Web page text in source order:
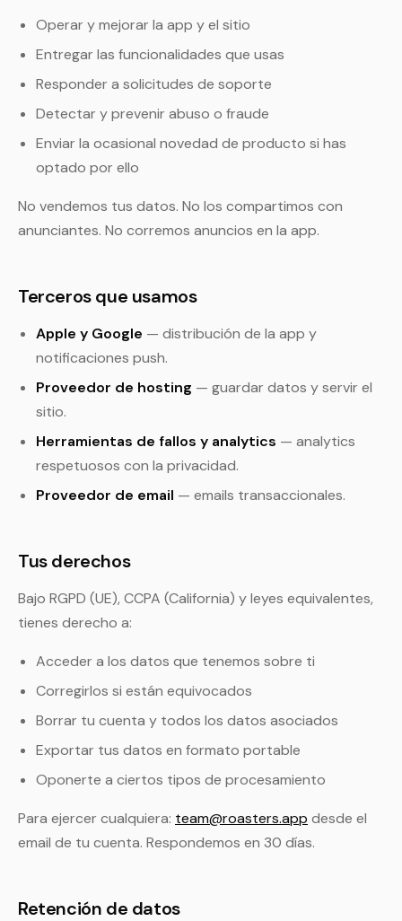
Operar y mejorar la app y el sitio
Entregar las funcionalidades que usas
Responder a solicitudes de soporte
Detectar y prevenir abuso o fraude
Enviar la ocasional novedad de producto si has
optado por ello
No vendemos tus datos. No los compartimos con
anunciantes. No corremos anuncios en la app.
Terceros que usamos
Apple y Google — distribución de la app y
notificaciones push.
Proveedor de hosting — guardar datos y servir el
sitio.
Herramientas de fallos y analytics — analytics
respetuosos con la privacidad.
Proveedor de email — emails transaccionales.
Tus derechos
Bajo RGPD (UE), CCPA (California) y leyes equivalentes,
tienes derecho a:
Acceder a los datos que tenemos sobre ti
Corregirlos si están equivocados
Borrar tu cuenta y todos los datos asociados
Exportar tus datos en formato portable
Oponerte a ciertos tipos de procesamiento
Para ejercer cualquiera: team@roasters.app desde el
email de tu cuenta. Respondemos en 30 días.
Retención de datos